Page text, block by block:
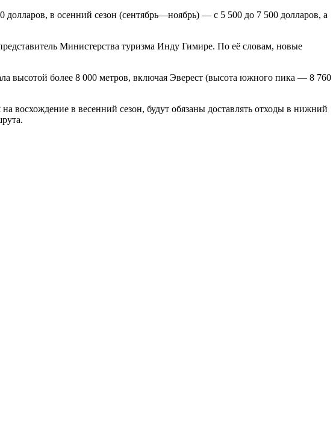
в осенний сезон (сентябрь—ноябрь) — с 5 500 до 7 500 долларов, а
Министерства туризма Инду Гимире. По её словам, новые
высотой более 8 000 метров, включая Эверест (высота южного пика — 8 760
восхождение в весенний сезон, будут обязаны доставлять отходы в нижний